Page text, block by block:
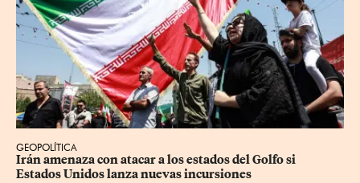
GEOPOLÍTICA
Irán amenaza con atacar a los estados del Golfo si
Estados Unidos lanza nuevas incursiones